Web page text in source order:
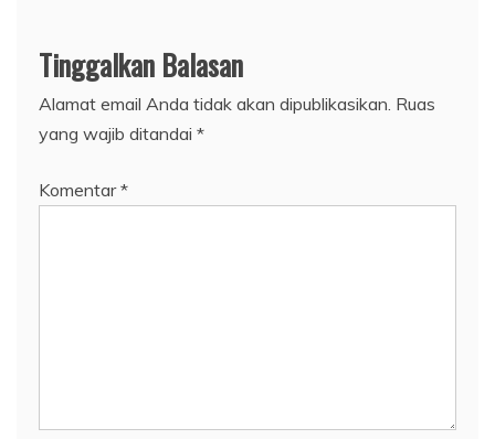
Tinggalkan Balasan
Alamat email Anda tidak akan dipublikasikan. Ruas
yang wajib ditandai *
Komentar*